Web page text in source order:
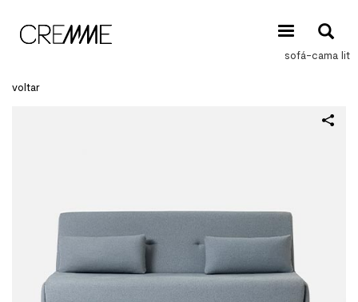
sofá-cama lit
voltar